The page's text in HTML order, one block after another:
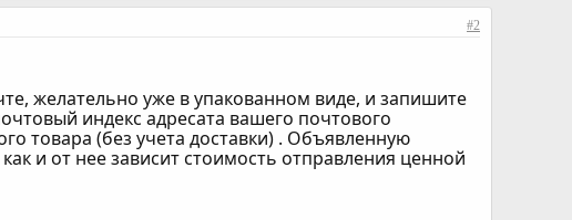
#2
желательно уже в упакованном виде, и запишите
индекс адресата вашего почтового
товара (без учета доставки) . Объявленную
и от нее зависит стоимость отправления ценной